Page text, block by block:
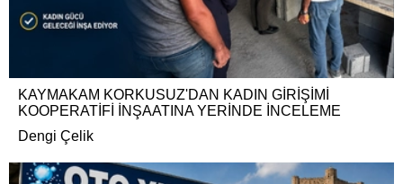
KAYMAKAM KORKUSUZ'DAN KADIN GİRİŞİMİ
KOOPERATİFİ İNŞAATINA YERİNDE İNCELEME
Dengi Çelik